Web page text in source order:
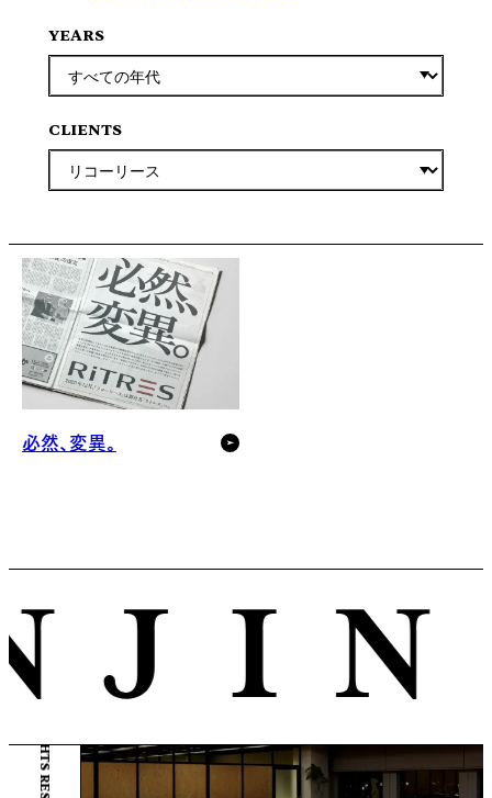
YEARS
CLIENTS
必然、変異。
© ENJIN Inc. ALL RIGHTS RESERVED.